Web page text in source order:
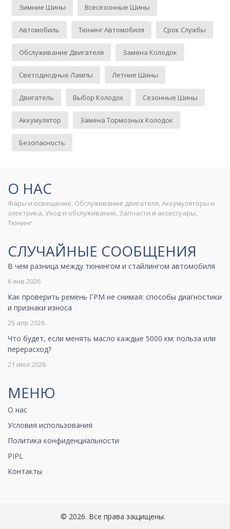
Зимние Шины Всесезонные Шины
Автомобиль Тюнинг Автомобиля Срок Службы
Обслуживание Двигателя Замена Колодок
Светодиодные Лампы Летние Шины
Двигатель Выбор Колодок Сезонные Шины
Аккумулятор Замена Тормозных Колодок
Безопасность
О НАС
Фары и освещение, Обслуживание двигателя, Аккумуляторы и
электрика, Уход и обслуживание, Запчасти и аксессуары,
Тюнинг
СЛУЧАЙНЫЕ СООБЩЕНИЯ
В чем разница между тюнингом и стайлингом автомобиля
6 янв 2026
Как проверить ремень ГРМ не снимая: способы диагностики
и признаки износа
25 апр 2026
Что будет, если менять масло каждые 5000 км: польза или
перерасход?
21 июл 2026
МЕНЮ
О нас
Условия использования
Политика конфиденциальности
PIPL
Контакты
© 2026. Все права защищены.